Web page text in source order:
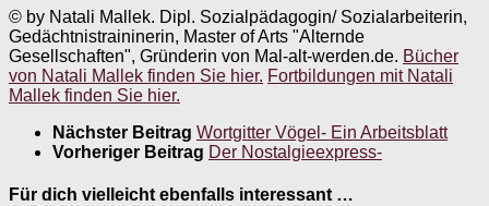
© by Natali Mallek. Dipl. Sozialpädagogin/ Sozialarbeiterin,
Gedächtnistraininerin, Master of Arts "Alternde
Gesellschaften", Gründerin von Mal-alt-werden.de. Bücher
von Natali Mallek finden Sie hier. Fortbildungen mit Natali
Mallek finden Sie hier.
Nächster Beitrag Wortgitter Vögel- Ein Arbeitsblatt
Vorheriger Beitrag Der Nostalgieexpress-
Für dich vielleicht ebenfalls interessant …